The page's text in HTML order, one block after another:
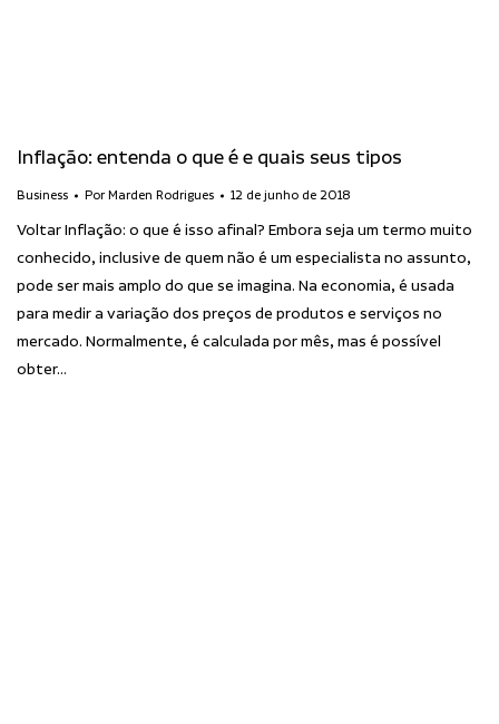
Inflação: entenda o que é e quais seus tipos
Business PorMarden Rodrigues 12 de junho de 2018
Voltar Inflação: o que é isso afinal? Embora seja um termo muito
conhecido, inclusive de quem não é um especialista no assunto,
pode ser mais amplo do que se imagina. Na economia, é usada
para medir a variação dos preços de produtos e serviços no
mercado. Normalmente, é calculada por mês, mas é possível
obter…